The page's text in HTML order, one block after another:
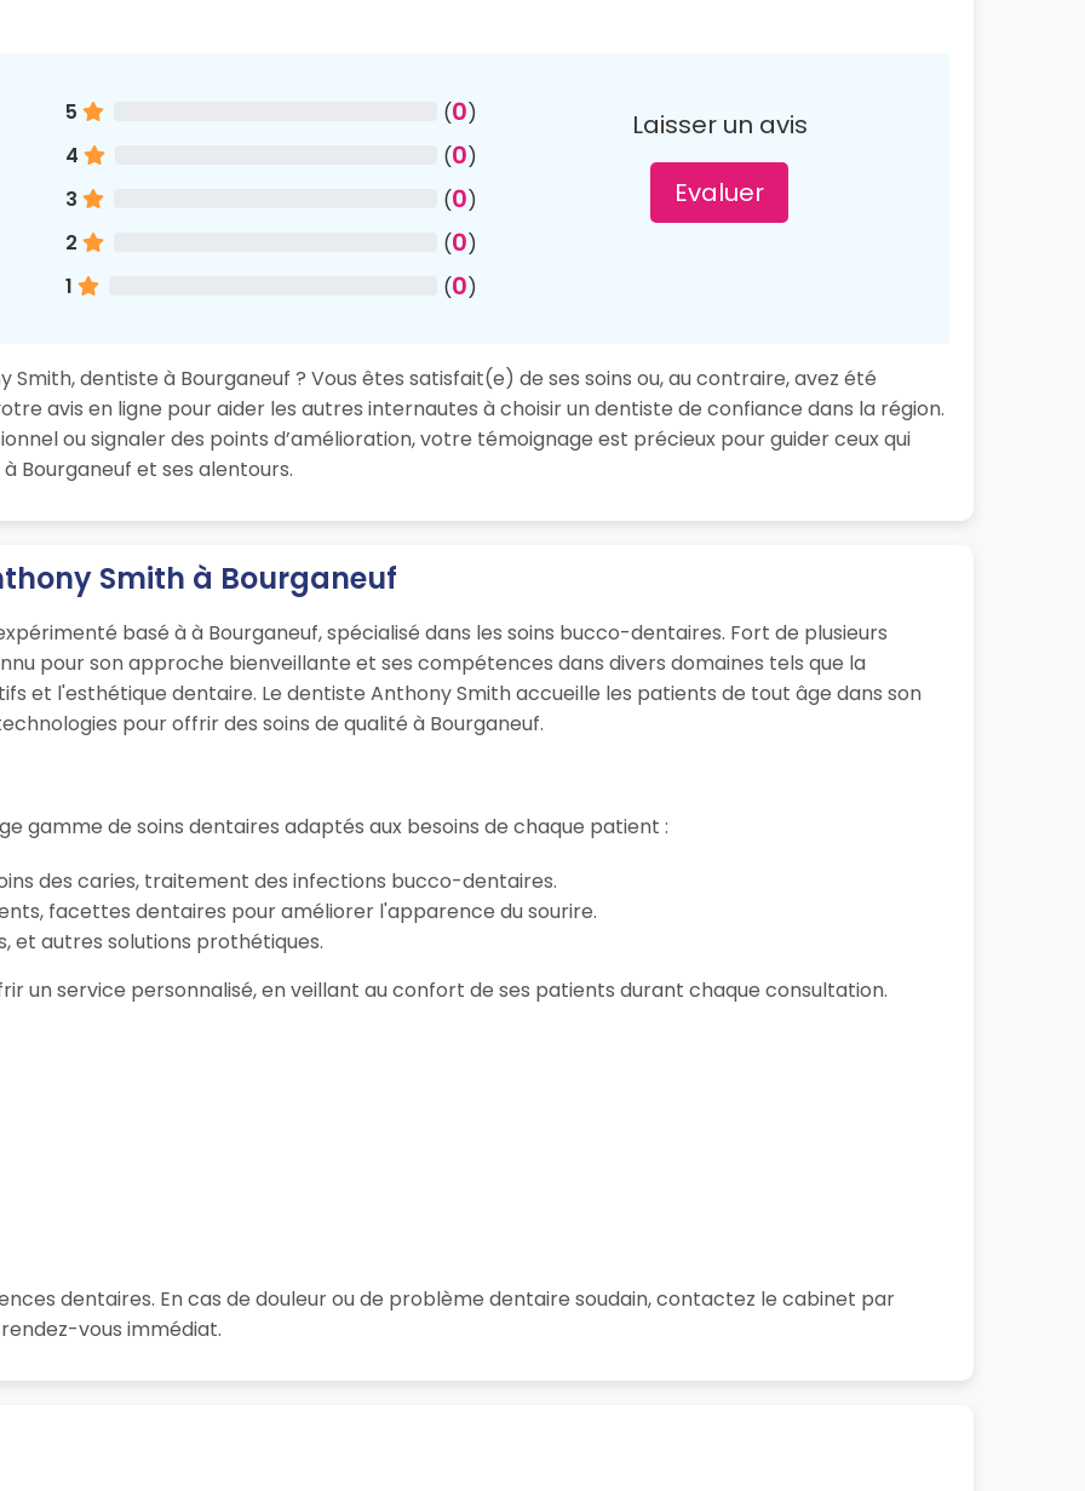
5 (0)
4
(0)
3
(0)
2
(0)
1
(0)
Laisser un avis
Evaluer
dentiste à Bourganeuf ? Vous êtes satisfait(e) de ses soins ou, au contraire, avez été
avis en ligne pour aider les autres internautes à choisir un dentiste de confiance dans la région.
ou signaler des points d’amélioration, votre témoignage est précieux pour guider ceux qui
Bourganeuf et ses alentours.
Smith à Bourganeuf
basé à à Bourganeuf, spécialisé dans les soins bucco-dentaires. Fort de plusieurs
pour son approche bienveillante et ses compétences dans divers domaines tels que la
et l'esthétique dentaire. Le dentiste Anthony Smith accueille les patients de tout âge dans son
pour offrir des soins de qualité à Bourganeuf.
gamme de soins dentaires adaptés aux besoins de chaque patient :
des caries, traitement des infections bucco-dentaires.
facettes dentaires pour améliorer l'apparence du sourire.
et autres solutions prothétiques.
un service personnalisé, en veillant au confort de ses patients durant chaque consultation.
dentaires. En cas de douleur ou de problème dentaire soudain, contactez le cabinet par
vous immédiat.